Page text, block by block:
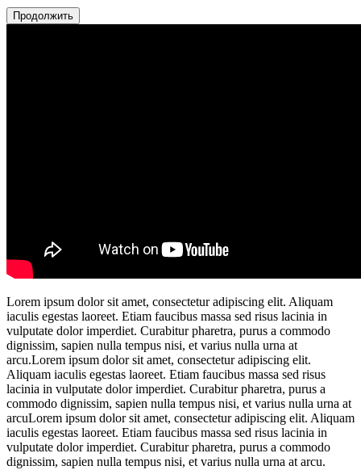
Продолжить
Lorem ipsum dolor sit amet, consectetur adipiscing elit. Aliquam
iaculis egestas laoreet. Etiam faucibus massa sed risus lacinia in
vulputate dolor imperdiet. Curabitur pharetra, purus a commodo
dignissim, sapien nulla tempus nisi, et varius nulla urna at
arcu.Lorem ipsum dolor sit amet, consectetur adipiscing elit.
Aliquam iaculis egestas laoreet. Etiam faucibus massa sed risus
lacinia in vulputate dolor imperdiet. Curabitur pharetra, purus a
commodo dignissim, sapien nulla tempus nisi, et varius nulla urna at
arcuLorem ipsum dolor sit amet, consectetur adipiscing elit. Aliquam
iaculis egestas laoreet. Etiam faucibus massa sed risus lacinia in
vulputate dolor imperdiet. Curabitur pharetra, purus a commodo
dignissim, sapien nulla tempus nisi, et varius nulla urna at arcu.